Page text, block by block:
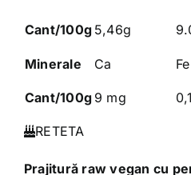
Cant/100g 5,46g
Minerale
Ca Fe
Cant/100g 9 mg
RETETA
Prajitură raw vegan cu